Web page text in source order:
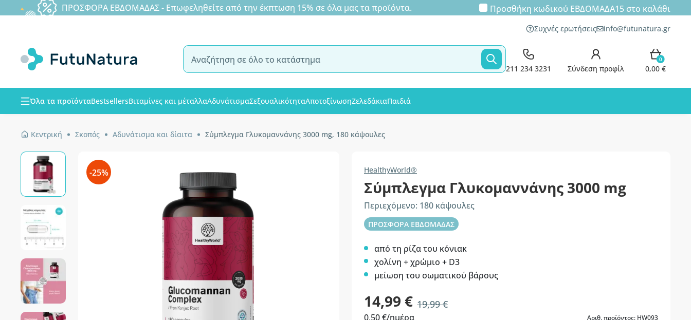
ΠΡΟΣΦΟΡΑ ΕΒΔΟΜΑΔΑΣ - Επωφεληθείτε από την έκπτωση 15% σε όλα μας τα προϊόντα. Προσθήκη κωδικού ΕΒΔΟΜΑΔΑ15στο καλάθι
Συχνές ερωτήσεις info@futunatura.gr
211 234 3231 Σύνδεση προφίλ
0
0,00 €
Όλα τα προϊόνταBestsellersΒιταμίνες και μέταλλαΑδυνάτισμαΣεξουαλικότηταΑποτοξίνωσηΖελεδάκιαΠαιδιά
Κεντρική Σκοπός Αδυνάτισμα και δίαιτα Σύμπλεγμα Γλυκομαννάνης 3000 mg, 180 κάψουλες
-25% HealthyWorld®
Σύμπλεγμα Γλυκομαννάνης 3000 mg
Περιεχόμενο: 180 κάψουλες
ΠΡΟΣΦΟΡΑ ΕΒΔΟΜΑΔΑΣ
από τη ρίζα του κόνιακ
χολίνη + χρώμιο + D3
μείωση του σωματικού βάρους
14,99 € 19,99 €
0,50 €/ημέρα
Αριθ. προϊόντος: HW093